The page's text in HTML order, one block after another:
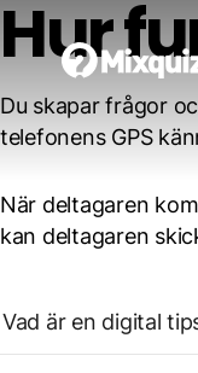
Hur
Du skapar frågor
telefonens GPS
När deltagaren
kan deltagaren
Vad är en digital